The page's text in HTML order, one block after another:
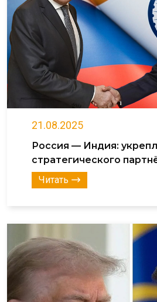
21.08.2025
Россия — Индия:
стратегического
Читать